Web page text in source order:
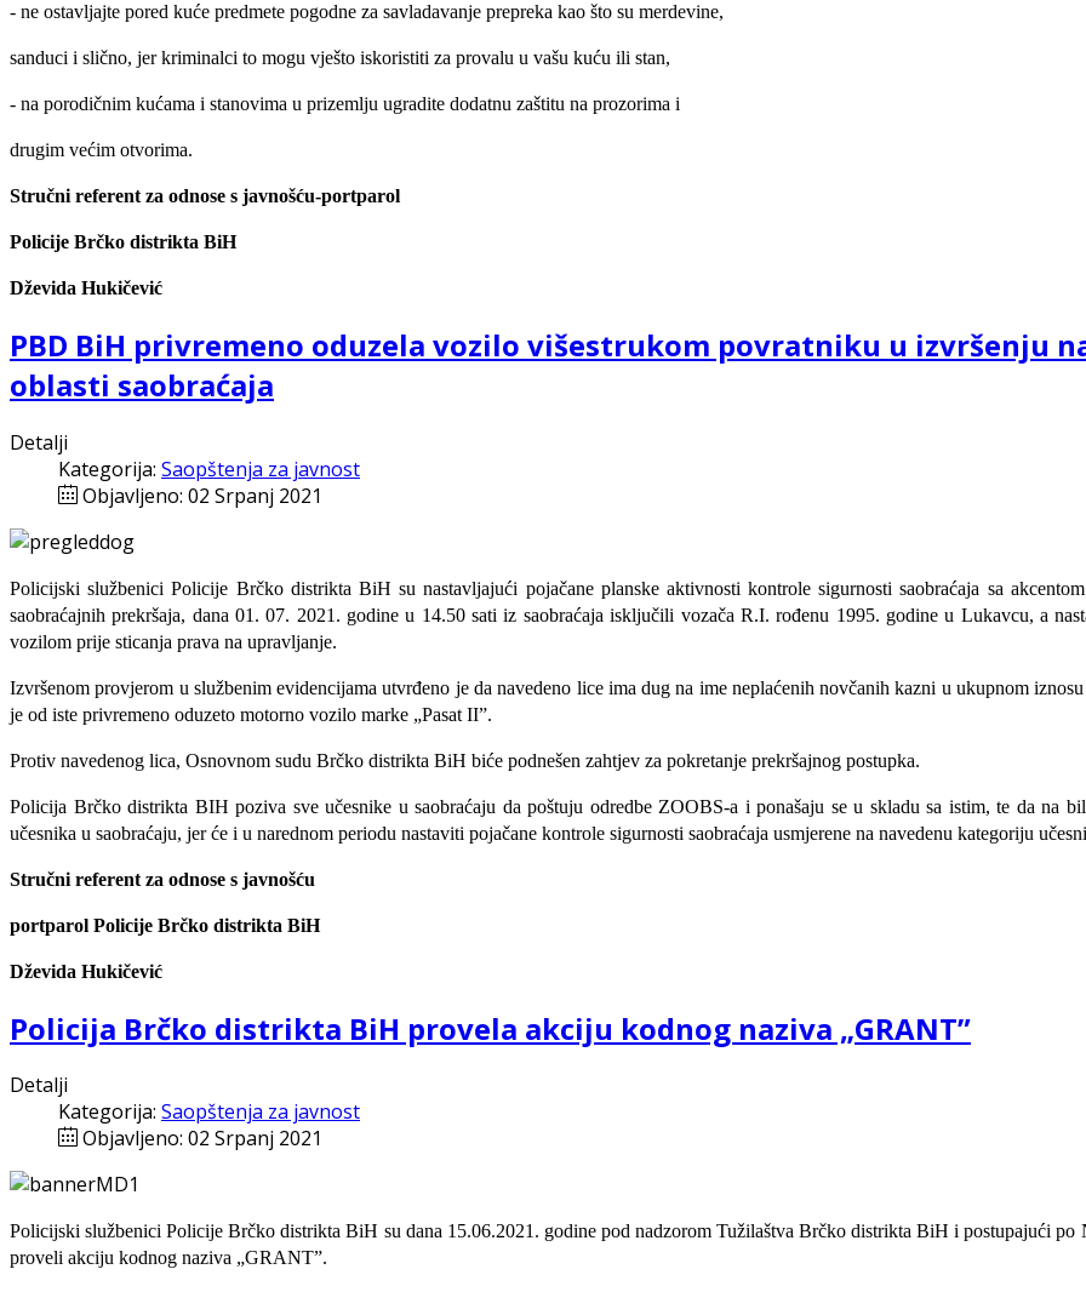
- ne ostavljajte pored kuće predmete pogodne za savladavanje prepreka kao što su merdevine,
sanduci i slično, jer kriminalci to mogu vješto iskoristiti za provalu u vašu kuću ili stan,
- na porodičnim kućama i stanovima u prizemlju ugradite dodatnu zaštitu na prozorima i
drugim većim otvorima.
Stručni referent za odnose s javnošću-portparol
Policije Brčko distrikta BiH
Dževida Hukičević
PBD BiH privremeno oduzela vozilo višestrukom povratniku u izvršenju
oblasti saobraćaja
Detalji
Kategorija: Saopštenja za javnost
Objavljeno: 02 Srpanj 2021
Policijski službenici Policije Brčko distrikta BiH su nastavljajući pojačane planske aktivnosti kontrole sigurnosti saobraćaja sa
saobraćajnih prekršaja, dana 01. 07. 2021. godine u 14.50 sati iz saobraćaja isključili vozača R.I. rođenu 1995. godine u Lukavcu, a
vozilom prije sticanja prava na upravljanje.
Izvršenom provjerom u službenim evidencijama utvrđeno je da navedeno lice ima dug na ime neplaćenih novčanih kazni u ukupnom
je od iste privremeno oduzeto motorno vozilo marke „Pasat II”.
Protiv navedenog lica, Osnovnom sudu Brčko distrikta BiH biće podnešen zahtjev za pokretanje prekršajnog postupka.
Policija Brčko distrikta BIH poziva sve učesnike u saobraćaju da poštuju odredbe ZOOBS-a i ponašaju se u skladu sa istim, te da na
učesnika u saobraćaju, jer će i u narednom periodu nastaviti pojačane kontrole sigurnosti saobraćaja usmjerene na navedenu kategoriju
Stručni referent za odnose s javnošću
portparol Policije Brčko distrikta BiH
Dževida Hukičević
Policija Brčko distrikta BiH provela akciju kodnog naziva „GRANT”
Detalji
Kategorija: Saopštenja za javnost
Objavljeno: 02 Srpanj 2021
Policijski službenici Policije Brčko distrikta BiH su dana 15.06.2021. godine pod nadzorom Tužilaštva Brčko distrikta BiH i postupajući
proveli akciju kodnog naziva „GRANT”.